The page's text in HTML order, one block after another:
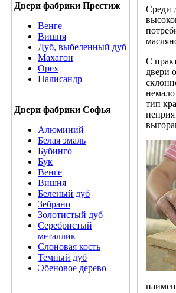
Двери фабрики Престиж
Венге
Вишня
Дуб, выбеленный дуб
Махагон
Орех
Палисандр
Двери фабрики Софья
Алюминий
Белая эмаль
Бубинго
Бук
Венге
Вишня
Беленый дуб
Зебрано
Золотистый дуб
Серебристый
металлик
Слоновая кость
Темный дуб
Эбеновое дерево
Среди
С
двери
тип